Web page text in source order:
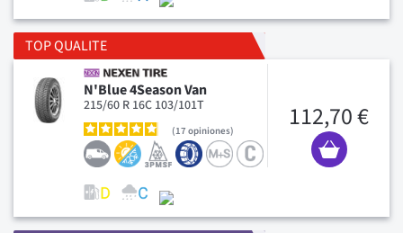
TOP QUALITE
N'Blue 4Season Van
215/60 R 16C 103/101T
17 opiniones 112,70 €